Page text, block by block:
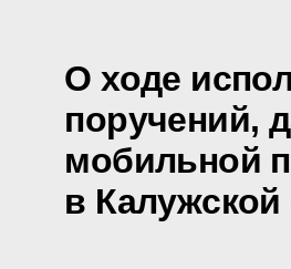
О ходе
поручений,
мобильной
в Калужской